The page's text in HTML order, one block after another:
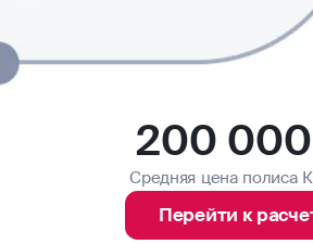
200
Средняя цена полиса
Перейти к